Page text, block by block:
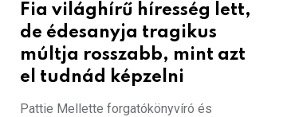
Fia világhírű híresség lett,
de édesanyja tragikus
múltja rosszabb, mint azt
el tudnád képzelni
Pattie Mellette forgatókönyvíró és